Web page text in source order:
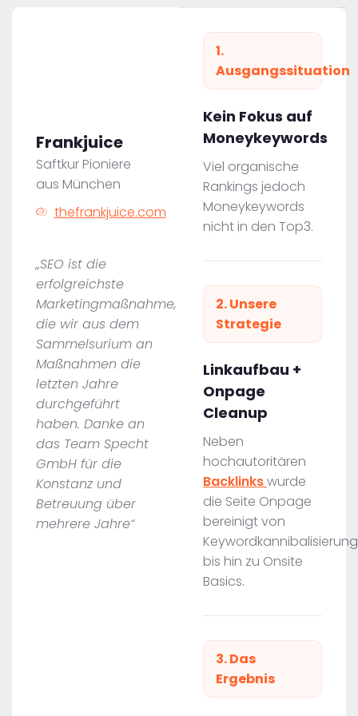
Frankjuice
Saftkur Pioniere
aus München
thefrankjuice.com
„SEO ist die
erfolgreichste
Marketingmaßnahme,
die wir aus dem
Sammelsurium an
Maßnahmen die
letzten Jahre
durchgeführt
haben. Danke an
das Team Specht
GmbH für die
Konstanz und
Betreuung über
mehrere Jahre“
1.
Ausgangssituation
Kein Fokus auf
Moneykeywords
Viel organische
Rankings jedoch
Moneykeywords
nicht in den Top3.
2. Unsere
Strategie
Linkaufbau +
Onpage
Cleanup
Neben
hochautoritären
Backlinkswurde
die Seite Onpage
bereinigt von
Keywordkannibalisierung
bis hin zu Onsite
Basics.
3. Das
Ergebnis